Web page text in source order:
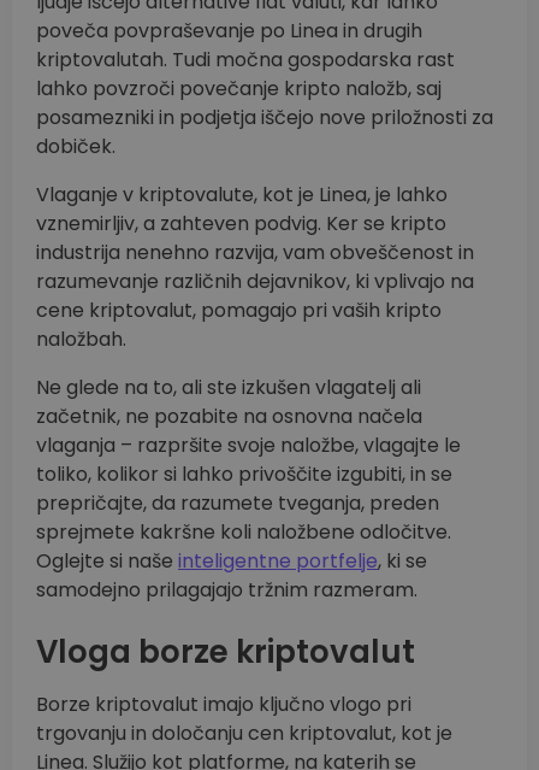
poveča povpraševanje po Linea in drugih
kriptovalutah. Tudi močna gospodarska rast
lahko povzroči povečanje kripto naložb, saj
posamezniki in podjetja iščejo nove priložnosti za
dobiček.
Vlaganje v kriptovalute, kot je Linea, je lahko
vznemirljiv, a zahteven podvig. Ker se kripto
industrija nenehno razvija, vam obveščenost in
razumevanje različnih dejavnikov, ki vplivajo na
cene kriptovalut, pomagajo pri vaših kripto
naložbah.
Ne glede na to, ali ste izkušen vlagatelj ali
začetnik, ne pozabite na osnovna načela
vlaganja – razpršite svoje naložbe, vlagajte le
toliko, kolikor si lahko privoščite izgubiti, in se
prepričajte, da razumete tveganja, preden
sprejmete kakršne koli naložbene odločitve.
Oglejte si naše inteligentne portfelje, ki se
samodejno prilagajajo tržnim razmeram.
Vloga borze kriptovalut
Borze kriptovalut imajo ključno vlogo pri
trgovanju in določanju cen kriptovalut, kot je
Linea. Služijo kot platforme, na katerih se